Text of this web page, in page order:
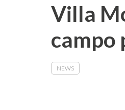
Villa
campo
NEWS